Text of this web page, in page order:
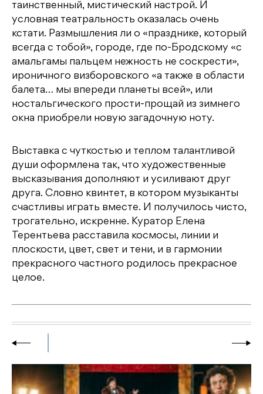
таинственный, мистический настрой. И
условная театральность оказалась очень
кстати. Размышления ли о «празднике, который
всегда с тобой», городе, где по-Бродскому «с
амальгамы пальцем нежность не соскрести»,
ироничного визборовского «а также в области
балета… мы впереди планеты всей», или
ностальгического прости-прощай из зимнего
окна приобрели новую загадочную ноту.
Выставка с чуткостью и теплом талантливой
души оформлена так, что художественные
высказывания дополняют и усиливают друг
друга. Словно квинтет, в котором музыканты
счастливы играть вместе. И получилось чисто,
трогательно, искренне. Куратор Елена
Терентьева расставила космосы, линии и
плоскости, цвет, свет и тени, и в гармонии
прекрасного частного родилось прекрасное
целое.